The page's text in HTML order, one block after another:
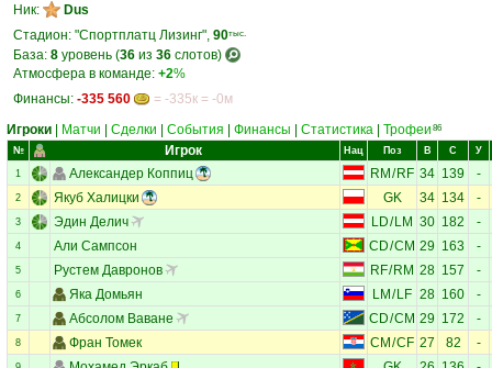
Ник:
Dus
Стадион: "Спортплатц Лизинг", 90тыс.
База: 8 уровень (36 из 36 слотов)
Атмосфера в команде: +2%
Финансы: -335 560
= -335к = -0м
Игроки
Матчи Сделки События Финансы Статистика Трофеи 86
№ Игрок Нац Поз В С У
1 Александер Коппиц RM / RF 34 139 -
2 Якуб Халицки GK 34 134 -
3 Эдин Делич LD/ LM 30 182 -
4 Али Сампсон CD/CM 29 163 -
5 Рустем Давронов RF/ RM 28 157 -
6 Яка Домьян LM / LF 28 160 -
7 Абсолом Ваване CD/CM 29 172 -
8 Фран Томек CM /CF 27 82 -